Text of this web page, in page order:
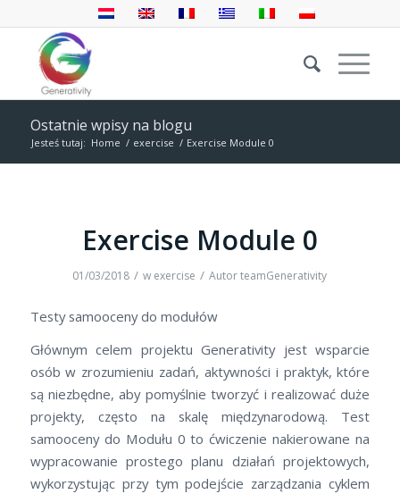
Ostatnie wpisy na blogu
Jesteś tutaj: Home / exercise / Exercise Module 0
Exercise Module 0
01/03/2018 / w exercise / AutorteamGenerativity
Testy samooceny do modułów
Głównym celem projektu Generativity jest wsparcie
osób w zrozumieniu zadań, aktywności i praktyk, które
są niezbędne, aby pomyślnie tworzyć i realizować duże
projekty, często na skalę międzynarodową. Test
samooceny do Modułu 0 to ćwiczenie nakierowane na
wypracowanie prostego planu działań projektowych,
wykorzystując przy tym podejście zarządzania cyklem